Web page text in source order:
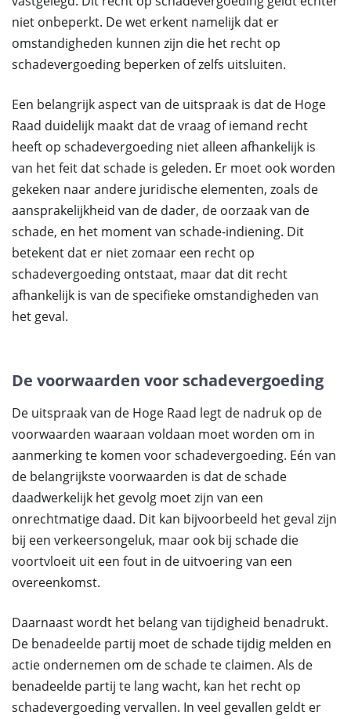
niet onbeperkt. De wet erkent namelijk dat er
omstandigheden kunnen zijn die het recht op
schadevergoeding beperken of zelfs uitsluiten.
Een belangrijk aspect van de uitspraak is dat de Hoge
Raad duidelijk maakt dat de vraag of iemand recht
heeft op schadevergoeding niet alleen afhankelijk is
van het feit dat schade is geleden. Er moet ook worden
gekeken naar andere juridische elementen, zoals de
aansprakelijkheid van de dader, de oorzaak van de
schade, en het moment van schade-indiening. Dit
betekent dat er niet zomaar een recht op
schadevergoeding ontstaat, maar dat dit recht
afhankelijk is van de specifieke omstandigheden van
het geval.
De voorwaarden voor schadevergoeding
De uitspraak van de Hoge Raad legt de nadruk op de
voorwaarden waaraan voldaan moet worden om in
aanmerking te komen voor schadevergoeding. Eén van
de belangrijkste voorwaarden is dat de schade
daadwerkelijk het gevolg moet zijn van een
onrechtmatige daad. Dit kan bijvoorbeeld het geval zijn
bij een verkeersongeluk, maar ook bij schade die
voortvloeit uit een fout in de uitvoering van een
overeenkomst.
Daarnaast wordt het belang van tijdigheid benadrukt.
De benadeelde partij moet de schade tijdig melden en
actie ondernemen om de schade te claimen. Als de
benadeelde partij te lang wacht, kan het recht op
schadevergoeding vervallen. In veel gevallen geldt er